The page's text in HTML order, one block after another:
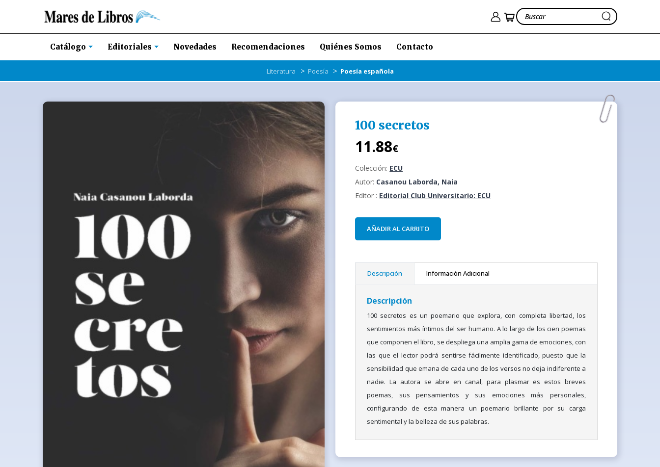
Catálogo Editoriales Novedades Recomendaciones Quiénes Somos Contacto
Literatura > Poesía > Poesía española
100 secretos
11.88€
Colección: ECU
Autor: Casanou Laborda, Naia
Editor : Editorial Club Universitario: ECU
AÑADIR AL CARRITO
Descripción Información Adicional
Descripción
100 secretos es un poemario que explora, con completa libertad, los
sentimientos más íntimos del ser humano. A lo largo de los cien poemas
que componen el libro, se despliega una amplia gama de emociones, con
las que el lector podrá sentirse fácilmente identificado, puesto que la
sensibilidad que emana de cada uno de los versos no deja indiferente a
nadie. La autora se abre en canal, para plasmar es estos breves
poemas, sus pensamientos y sus emociones más personales,
configurando de esta manera un poemario brillante por su carga
sentimental y la belleza de sus palabras.